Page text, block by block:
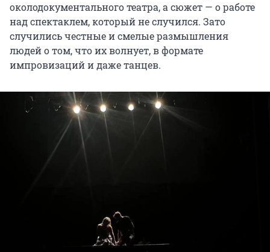
околодокументального театра, а сюжет — о работе
над спектаклем, который не случился. Зато
случились честные и смелые размышления
людей о том, что их волнует, в формате
импровизаций и даже танцев.